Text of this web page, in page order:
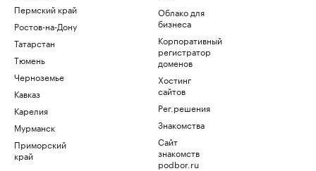
Пермский край
Ростов-на-Дону
Татарстан
Тюмень
Черноземье
Кавказ
Карелия
Мурманск
Приморский
край
Облако для
бизнеса
Корпоративный
регистратор
доменов
Хостинг
сайтов
Рег.решения
Знакомства
Сайт
знакомств
podbor.ru